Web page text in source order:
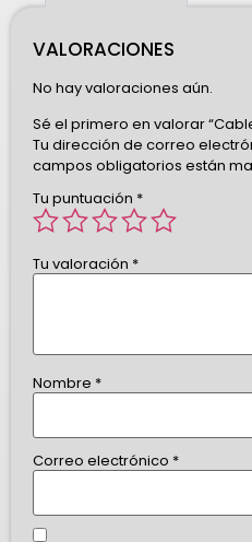
VALORACIONES
No hay valoraciones aún.
Sé el primero en valorar
Tu dirección de correo
campos obligatorios están
Tu puntuación *
Tu valoración *
Nombre *
Correo electrónico *